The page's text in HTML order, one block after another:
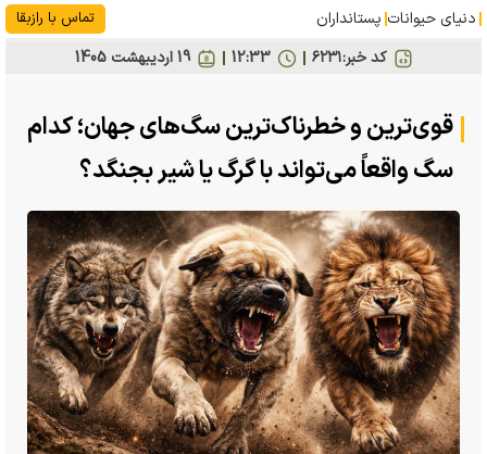
دنیای حیوانات پستانداران تماس با رازبقا
کد خبر:۶۲۳۱ 19 ارديبهشت 1405 12:33
قوی‌ترین و خطرناک‌ترین سگ‌های جهان؛ کدام
سگ واقعاً می‌تواند با گرگ یا شیر بجنگد؟